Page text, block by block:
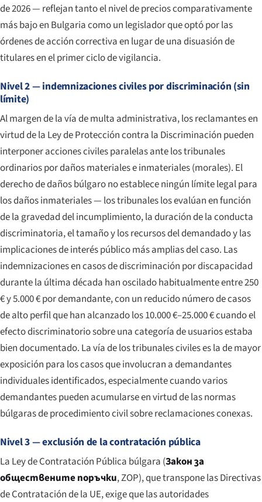
de 2026 — reflejan tanto el nivel de precios comparativamente
más bajo en Bulgaria como un legislador que optó por las
órdenes de acción correctiva en lugar de una disuasión de
titulares en el primer ciclo de vigilancia.
Nivel 2 — indemnizaciones civiles por discriminación (sin
límite)
Al margen de la vía de multa administrativa, los reclamantes en
virtud de la Ley de Protección contra la Discriminación pueden
interponer acciones civiles paralelas ante los tribunales
ordinarios por daños materiales e inmateriales (morales). El
derecho de daños búlgaro no establece ningún límite legal para
los daños inmateriales — los tribunales los evalúan en función
de la gravedad del incumplimiento, la duración de la conducta
discriminatoria, el tamaño y los recursos del demandado y las
implicaciones de interés público más amplias del caso. Las
indemnizaciones en casos de discriminación por discapacidad
durante la última década han oscilado habitualmente entre 250
€ y 5.000 € por demandante, con un reducido número de casos
de alto perfil que han alcanzado los 10.000 €–25.000 € cuando el
efecto discriminatorio sobre una categoría de usuarios estaba
bien documentado. La vía de los tribunales civiles es la de mayor
exposición para los casos que involucran a demandantes
individuales identificados, especialmente cuando varios
demandantes pueden acumularse en virtud de las normas
búlgaras de procedimiento civil sobre reclamaciones conexas.
Nivel 3 — exclusión de la contratación pública
La Ley de Contratación Pública búlgara (Закон за
обществените поръчки, ZOP), que transpone las Directivas
de Contratación de la UE, exige que las autoridades